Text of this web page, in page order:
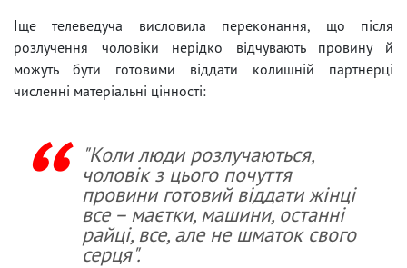
Іще телеведуча висловила переконання, що після
розлучення чоловіки нерідко відчувають провину й
можуть бути готовими віддати колишній партнерці
численні матеріальні цінності:
"Коли люди розлучаються,
чоловік з цього почуття
провини готовий віддати жінці
все – маєтки, машини, останні
райці, все, але не шматок свого
серця".